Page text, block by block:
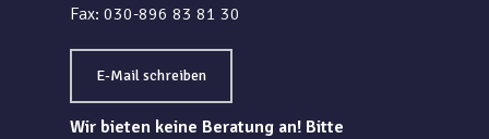
Fax: 030-896 83 81 30
E-Mail schreiben
Wir bieten keine Beratung an! Bitte